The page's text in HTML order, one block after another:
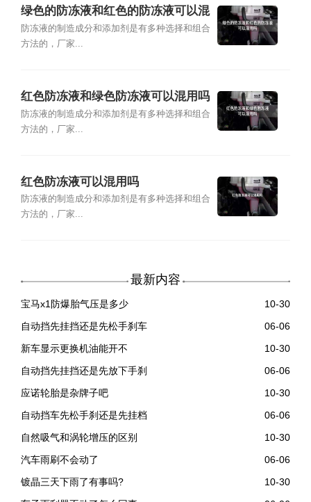
绿色的防冻液和红色的防冻液可以混
用吗
防冻液的制造成分和添加剂是有多种选择和组合
方法的，厂家...
红色防冻液和绿色防冻液可以混用吗
防冻液的制造成分和添加剂是有多种选择和组合
方法的，厂家...
红色防冻液可以混用吗
防冻液的制造成分和添加剂是有多种选择和组合
方法的，厂家...
最新内容
宝马x1防爆胎气压是多少
10-30
自动挡先挂挡还是先松手刹车
06-06
新车显示更换机油能开不
10-30
自动挡先挂挡还是先放下手刹
06-06
应诺轮胎是杂牌子吧
10-30
自动挡车先松手刹还是先挂档
06-06
自然吸气和涡轮增压的区别
10-30
汽车雨刷不会动了
06-06
镀晶三天下雨了有事吗?
10-30